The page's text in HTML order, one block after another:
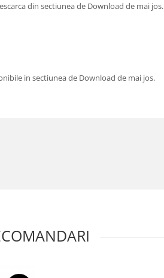
din sectiunea de Download de mai jos.
in sectiunea de Download de mai jos.